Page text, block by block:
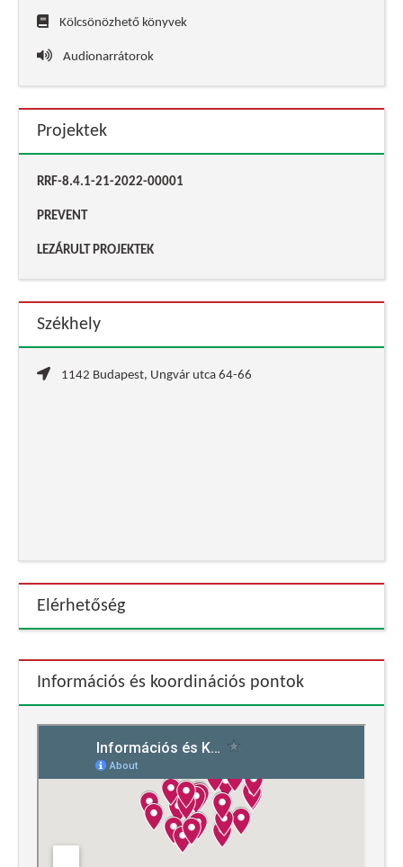
Kölcsönözhető könyvek
Audionarrátorok
Projektek
RRF-8.4.1-21-2022-00001
PREVENT
LEZÁRULT PROJEKTEK
Székhely
1142 Budapest, Ungvár utca 64-66
Elérhetőség
Információs és koordinációs pontok